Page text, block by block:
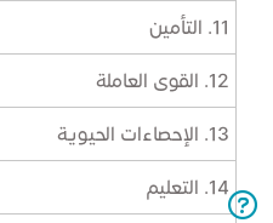
11. التأمين
12. القوى العاملة
13. الإحصاءات الحيوية
14. التعليم